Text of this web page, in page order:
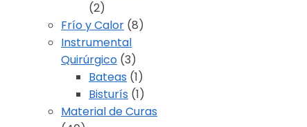
(2)
Frío y Calor (8)
Instrumental
Quirúrgico (3)
Bateas (1)
Bisturís (1)
Material de Curas